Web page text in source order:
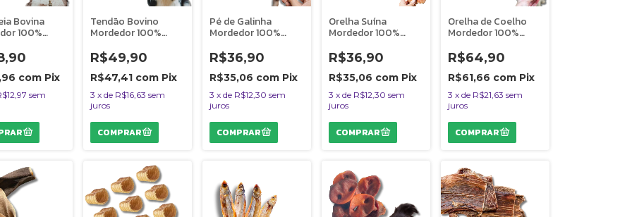
Bovina
100%
do Mato
com Pix
sem
Tendão Bovino
Mordedor 100%
100g Bicho do Mato
R$49,90
R$47,41 com Pix
3 x de R$16,63 sem
juros
Pé de Galinha
Mordedor 100%
Uni Bicho do Mato
R$36,90
R$35,06 com Pix
3 x de R$12,30 sem
juros
Orelha Suína
Mordedor 100%
Uni Bicho do Mato
R$36,90
R$35,06 com Pix
3 x de R$12,30 sem
juros
Orelha de Coelho
Mordedor 100%
Uni Bicho do Mato
R$64,90
R$61,66 com Pix
3 x de R$21,63 sem
juros